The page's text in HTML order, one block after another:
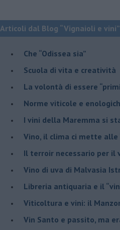
Articoli dal Blog “Vignaioli e
​Che “Odissea sia”
Scuola di vita e creatività
​La volontà di essere
Norme viticole e
​I vini della Maremma si
Vino, il clima ci mette alle
Il terroir necessario per il
​Vino di uva di Malvasia
​Libreria antiquaria e il
​Viticoltura e vini: il
​Vin Santo e passito, ma